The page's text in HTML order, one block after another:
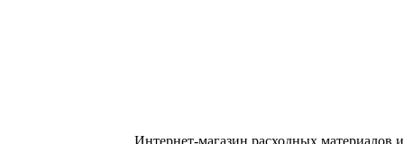
Интернет-магазин расходных материалов и